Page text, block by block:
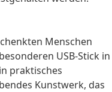
Menschen
USB-Stick in
praktisches
Kunstwerk, das